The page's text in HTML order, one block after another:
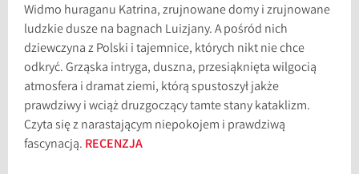
Widmo huraganu Katrina, zrujnowane domy i zrujnowane
ludzkie dusze na bagnach Luizjany. A pośród nich
dziewczyna z Polski i tajemnice, których nikt nie chce
odkryć. Grząska intryga, duszna, przesiąknięta wilgocią
atmosfera i dramat ziemi, którą spustoszył jakże
prawdziwy i wciąż druzgoczący tamte stany kataklizm.
Czyta się z narastającym niepokojem i prawdziwą
fascynacją. RECENZJA